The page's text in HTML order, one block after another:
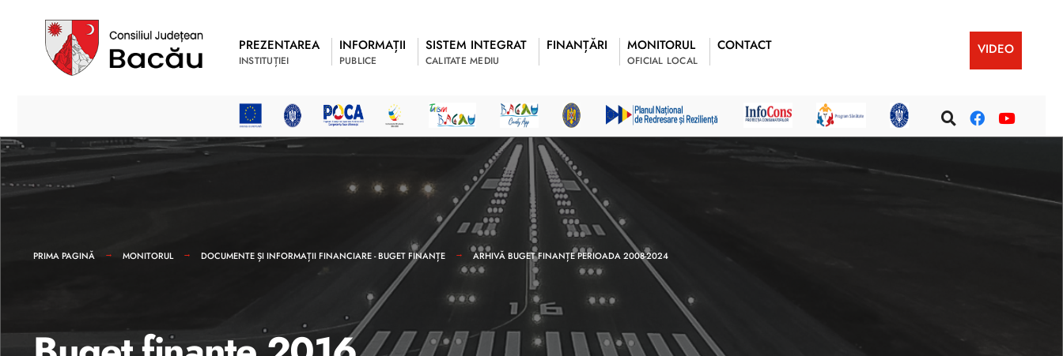
PREZENTAREA
INSTITUȚIEI
INFORMAȚII
PUBLICE
SISTEM INTEGRAT
CALITATE MEDIU
FINANȚĂRI MONITORUL
OFICIAL LOCAL
CONTACT VIDEO
PRIMA PAGINĂ MONITORUL DOCUMENTE ȘI INFORMAȚII FINANCIARE - BUGET FINANȚE ARHIVĂ BUGET FINANȚE PERIOADA 2008-2024